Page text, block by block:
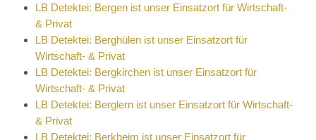
LB Detektei: Bergen ist unser Einsatzort für Wirtschaft-
& Privat
LB Detektei: Berghülen ist unser Einsatzort für
Wirtschaft- & Privat
LB Detektei: Bergkirchen ist unser Einsatzort für
Wirtschaft- & Privat
LB Detektei: Berglern ist unser Einsatzort für Wirtschaft-
& Privat
LB Detektei: Berkheim ist unser Einsatzort für